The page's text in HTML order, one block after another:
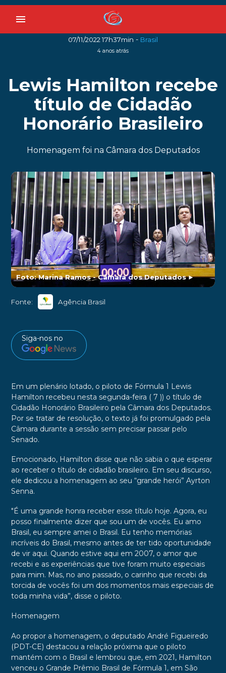
menu
07/11/2022 17h37min - Brasil
4 anos atrás
Lewis Hamilton recebe
título de Cidadão
Honorário Brasileiro
Homenagem foi na Câmara dos Deputados
Foto: Marina Ramos - Câmara dos Deputados►
Fonte: Agência Brasil
Siga-nos no
Em um plenário lotado, o piloto de Fórmula 1 Lewis
Hamilton recebeu nesta segunda-feira ( 7 )) o título de
Cidadão Honorário Brasileiro pela Câmara dos Deputados.
Por se tratar de resolução, o texto já foi promulgado pela
Câmara durante a sessão sem precisar passar pelo
Senado.
Emocionado, Hamilton disse que não sabia o que esperar
ao receber o título de cidadão brasileiro. Em seu discurso,
ele dedicou a homenagem ao seu “grande herói” Ayrton
Senna.
"É uma grande honra receber esse título hoje. Agora, eu
posso finalmente dizer que sou um de vocês. Eu amo
Brasil, eu sempre amei o Brasil. Eu tenho memórias
incríveis do Brasil, mesmo antes de ter tido oportunidade
de vir aqui. Quando estive aqui em 2007, o amor que
recebi e as experiências que tive foram muito especiais
para mim. Mas, no ano passado, o carinho que recebi da
torcida de vocês foi um dos momentos mais especiais de
toda minha vida”, disse o piloto.
Homenagem
Ao propor a homenagem, o deputado André Figueiredo
(PDT-CE) destacou a relação próxima que o piloto
mantém com o Brasil e lembrou que, em 2021, Hamilton
venceu o Grande Prêmio Brasil de Fórmula 1, em São